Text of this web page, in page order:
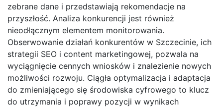
zebrane dane i przedstawiają rekomendacje na
przyszłość. Analiza konkurencji jest również
nieodłącznym elementem monitorowania.
Obserwowanie działań konkurentów w Szczecinie, ich
strategii SEO i content marketingowej, pozwala na
wyciągnięcie cennych wniosków i znalezienie nowych
możliwości rozwoju. Ciągła optymalizacja i adaptacja
do zmieniającego się środowiska cyfrowego to klucz
do utrzymania i poprawy pozycji w wynikach